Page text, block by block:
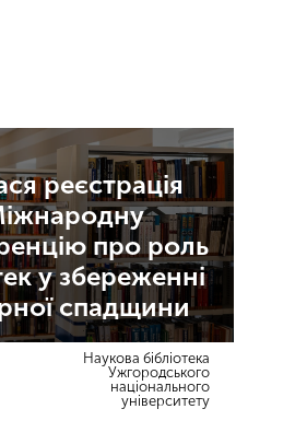
реєстрація
про роль
у збереженні
спадщини
Наукова бібліотека
Ужгородського
національного
університету